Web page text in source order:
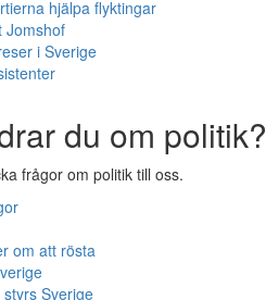
hjälpa flyktingar
Jomshof
i Sverige
du om politik?
frågor om politik till oss.
om att rösta
styrs Sverige